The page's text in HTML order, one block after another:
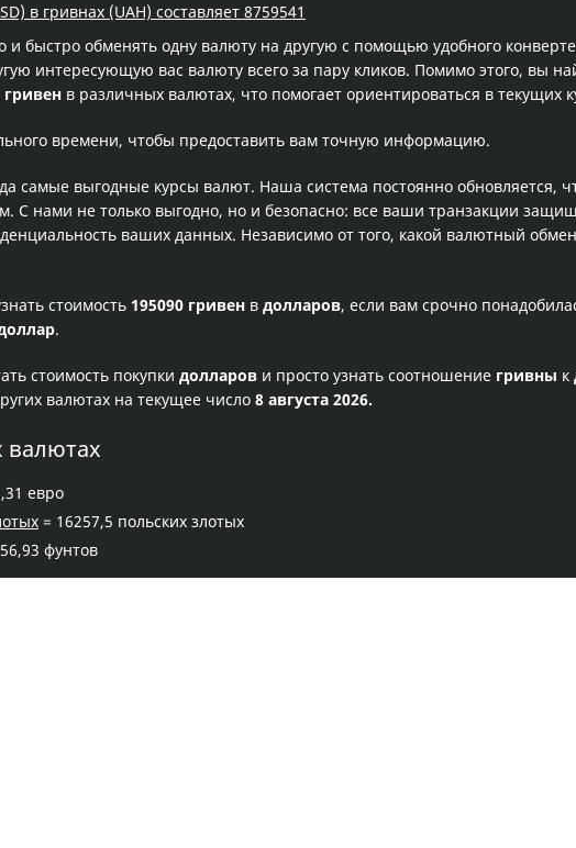
в гривнах (UAH) составляет 8759541
быстро обменять одну валюту на другую с помощью удобного
интересующую вас валюту всего за пару кликов. Помимо этого, вы
гривен в различных валютах, что помогает ориентироваться в
времени, чтобы предоставить вам точную информацию.
самые выгодные курсы валют. Наша система постоянно обновляется,
С нами не только выгодно, но и безопасно: все ваши транзакции
ваших данных. Независимо от того, какой валютный
стоимость 195090 гривен в долларов, если вам срочно
.
стоимость покупки долларов и просто узнать соотношение гривны к
валютах на текущее число 8 августа 2026.
валютах
евро
= 16257,5 польских злотых
фунтов